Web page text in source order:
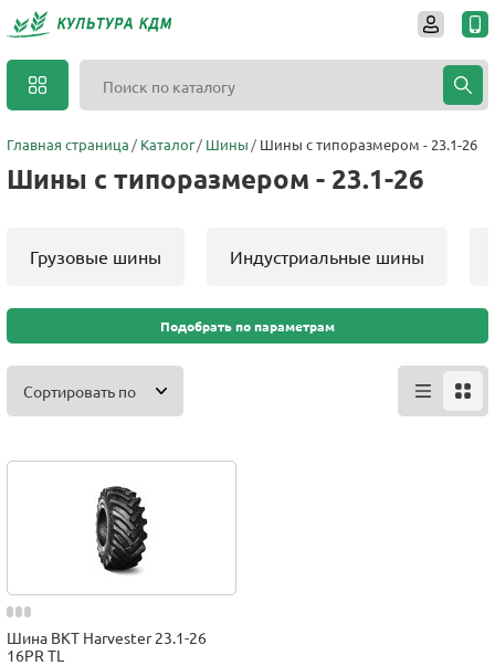
Главная страница Каталог Шины Шины с типоразмером - 23.1-26
Шины с типоразмером - 23.1-26
Грузовые шины Индустриальные шины
Подобрать по параметрам
Сортировать по
Шина BKT Harvester 23.1-26
16PR TL